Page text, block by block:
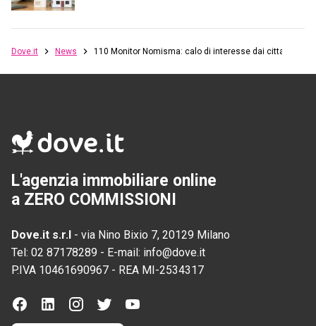
Dove.it News 110 Monitor Nomisma: calo di interesse dai cittadini
L'agenzia immobiliare online
a ZERO COMMISSIONI
Dove.it s.r.l - via Nino Bixio 7, 20129 Milano
Tel: 02 87178289 - E-mail: info@dove.it
P.IVA 10461690967 - REA MI-2534317